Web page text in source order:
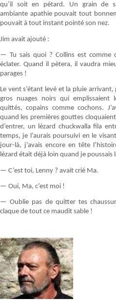
qu’il soit en pétard. Un grain de
ambiante apathie pouvait tout
pouvait à tout instant pointé son nez.
Jim avait ajouté :
— Tu sais quoi ? Collins est comme
éclater. Quand il pètera, il vaudra
parages !
Le vent s’étant levé et la pluie
gros nuages noirs qui emplissaient
quittés, copains comme cochons.
quand les premières gouttes
d’entrer, un lézard chuckwalla fila
temps, je l’aurais poursuivi en le
jour-là, j’avais encore en tête
lézard était déjà loin quand je poussais
— C’est toi, Lenny ? avait crié Ma.
— Oui, Ma, c’est moi !
— Oublie pas de quitter tes
claque de tout ce maudit sable !